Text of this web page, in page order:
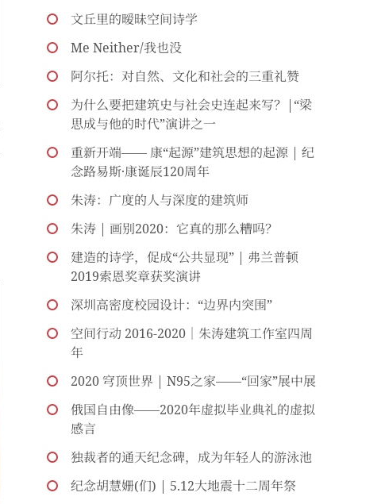
文丘里的暧昧空间诗学
Me Neither/我也没
阿尔托：对自然、文化和社会的三重礼赞
为什么要把建筑史与社会史连起来写？|“梁
思成与他的时代”演讲之一
重新开端—— 康“起源”建筑思想的起源 | 纪
念路易斯·康诞辰120周年
朱涛：广度的人与深度的建筑师
朱涛 | 画别2020：它真的那么糟吗？
建造的诗学，促成“公共显现” | 弗兰普顿
2019索恩奖章获奖演讲
深圳高密度校园设计：“边界内突围”
空间行动 2016-2020｜朱涛建筑工作室四周
年
2020 穹顶世界 | N95之家——“回家”展中展
俄国自由像——2020年虚拟毕业典礼的虚拟
感言
独裁者的通天纪念碑，成为年轻人的游泳池
纪念胡慧姗(们) | 5.12大地震十二周年祭